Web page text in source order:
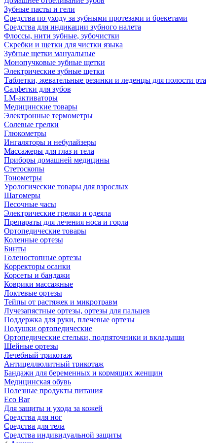
Зубные пасты и гели
Средства по уходу за зубными протезами и брекетами
Средства для индикации зубного налета
Флоссы, нити зубные, зубочистки
Скребки и щетки для чистки языка
Зубные щетки мануальные
Монопучковые зубные щетки
Электрические зубные щетки
Таблетки, жевательные резинки и леденцы для полости рта
Салфетки для зубов
LM-активаторы
Медицинские товары
Электронные термометры
Cолевые грелки
Глюкометры
Ингаляторы и небулайзеры
Массажеры для глаз и тела
Приборы домашней медицины
Стетоскопы
Тонометры
Урологические товары для взрослых
Шагомеры
Песочные часы
Электрические грелки и одеяла
Препараты для лечения носа и горла
Ортопедические товары
Коленные ортезы
Бинты
Голеностопные ортезы
Корректоры осанки
Корсеты и бандажи
Коврики массажные
Локтевые ортезы
Тейпы от растяжек и микротравм
Лучезапястные ортезы, ортезы для пальцев
Поддержка для руки, плечевые ортезы
Подушки ортопедические
Ортопедические стельки, подпяточники и вкладыши
Шейные ортезы
Лечебный трикотаж
Антицеллюлитный трикотаж
Бандажи для беременных и кормящих женщин
Медицинская обувь
Полезные продукты питания
Eco Bar
Для защиты и ухода за кожей
Средства для ног
Средства для тела
Средства индивидуальной защиты